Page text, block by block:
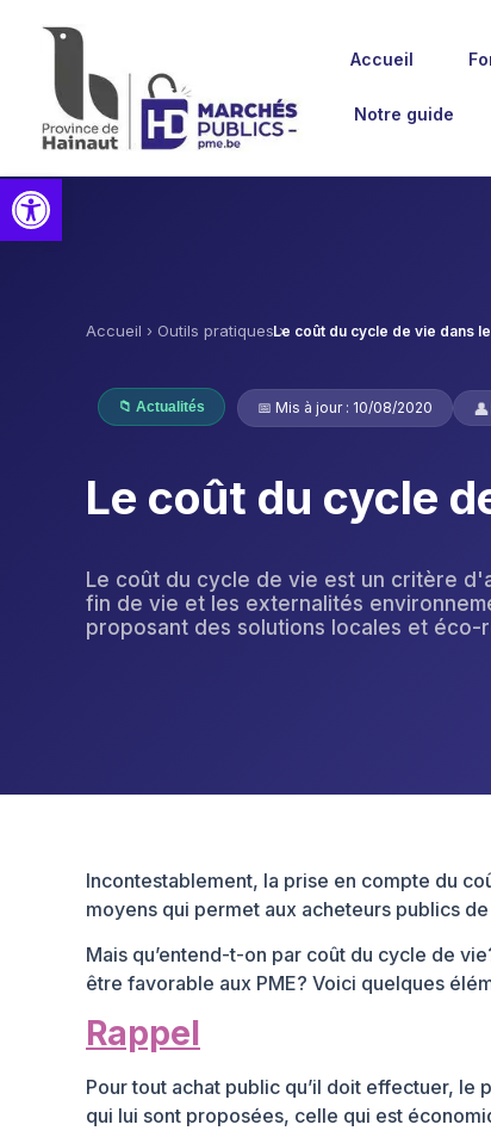
Accueil
Notre guide
Accueil › Outils pratiques›
Le coût du cycle de vie dans
📁 Actualités 📅 Mis à jour : 10/08/2020 👤
Le coût du cycle
Le coût du cycle de vie est un critère
fin de vie et les externalités
proposant des solutions locales et éco-
Incontestablement, la prise en compte du
moyens qui permet aux acheteurs publics
Mais qu’entend-t-on par coût du cycle de
être favorable aux PME? Voici quelques
Rappel
Pour tout achat public qu’il doit effectuer,
qui lui sont proposées, celle qui est
Ouvrir la barre d’outils